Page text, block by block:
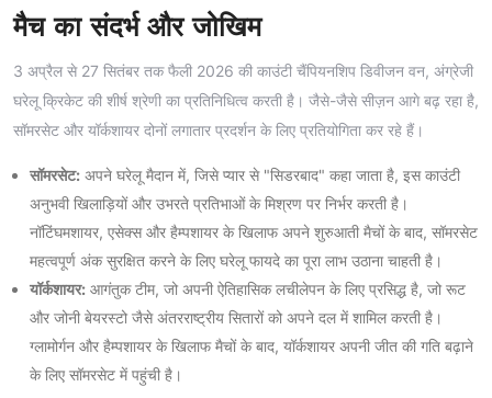
मैच का संदर्भ और जोखिम
3 अप्रैल से 27 सितंबर तक फैली 2026 की काउंटी चैंपियनशिप डिवीजन वन, अंग्रेजी
घरेलू क्रिकेट की शीर्ष श्रेणी का प्रतिनिधित्व करती है। जैसे-जैसे सीज़न आगे बढ़ रहा है,
सॉमरसेट और यॉर्कशायर दोनों लगातार प्रदर्शन के लिए प्रतियोगिता कर रहे हैं।
सॉमरसेट: अपने घरेलू मैदान में, जिसे प्यार से "सिडरबाद" कहा जाता है, इस काउंटी
अनुभवी खिलाड़ियों और उभरते प्रतिभाओं के मिश्रण पर निर्भर करती है।
नॉटिंघमशायर, एसेक्स और हैम्पशायर के खिलाफ अपने शुरुआती मैचों के बाद, सॉमरसेट
महत्वपूर्ण अंक सुरक्षित करने के लिए घरेलू फायदे का पूरा लाभ उठाना चाहती है।
यॉर्कशायर: आगंतुक टीम, जो अपनी ऐतिहासिक लचीलेपन के लिए प्रसिद्ध है, जो रूट
और जोनी बेयरस्टो जैसे अंतरराष्ट्रीय सितारों को अपने दल में शामिल करती है।
ग्लामोर्गन और हैम्पशायर के खिलाफ मैचों के बाद, यॉर्कशायर अपनी जीत की गति बढ़ाने
के लिए सॉमरसेट में पहुंची है।